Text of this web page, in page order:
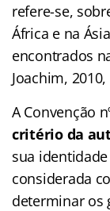
refere-se,
África e na
encontrados
Joachim,
A Convenção
critério da
sua
considerada
determinar os